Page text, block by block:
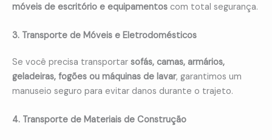
móveis de escritório e equipamentos com total segurança.
3. Transporte de Móveis e Eletrodomésticos
Se você precisa transportar sofás, camas, armários,
geladeiras, fogões ou máquinas de lavar, garantimos um
manuseio seguro para evitar danos durante o trajeto.
4. Transporte de Materiais de Construção